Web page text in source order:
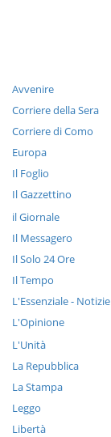
Avvenire
Corriere della Sera
Corriere di Como
Europa
Il Foglio
Il Gazzettino
il Giornale
Il Messagero
Il Solo 24 Ore
Il Tempo
L'Essenziale -
L'Opinione
L'Unità
La Repubblica
La Stampa
Leggo
Libertà